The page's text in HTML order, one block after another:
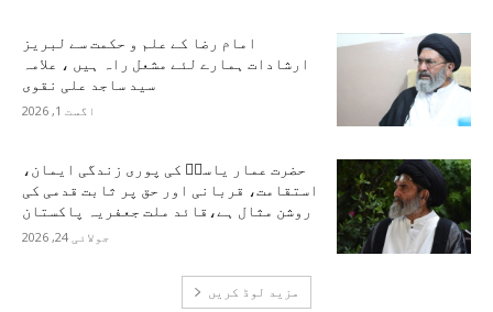
امام رضا کے علم و حکمت سے لبریز
ارشادات ہمارے لئے مشعل راہ ہیں ، علامہ
سید ساجد علی نقوی
اگست 1, 2026
حضرت عمار یاسرؑ کی پوری زندگی ایمان،
استقامت، قربانی اور حق پر ثابت قدمی کی
روشن مثال ہے،قائد ملت جعفریہ پاکستان
جولائی 24, 2026
مزید لوڈ کریں